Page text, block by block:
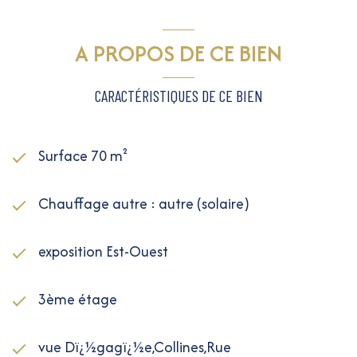
A PROPOS DE CE BIEN
CARACTÉRISTIQUES DE CE BIEN
Surface 70 m²
Chauffage autre : autre (solaire)
exposition Est-Ouest
3ème étage
vue Dï¿½gagï¿½e,Collines,Rue